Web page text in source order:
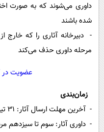
داوری می‌شوند که به صورت
شده باشند
- دبیرخانه آثاری را که خارج
مرحله داوری حذف می‌کند
عضویت در
زمان‌بندی
- آخرین مهلت ارسال آثار: ۳۱ تیرماه ۱۴۰۲
- داوری آثار: سوم تا سیزدهم